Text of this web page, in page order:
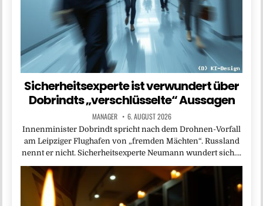
Sicherheitsexperte ist verwundert über
Dobrindts „verschlüsselte“ Aussagen
MANAGER 6. AUGUST 2026
Innenminister Dobrindt spricht nach dem Drohnen-Vorfall
am Leipziger Flughafen von „fremden Mächten“. Russland
nennt er nicht. Sicherheitsexperte Neumann wundert sich….